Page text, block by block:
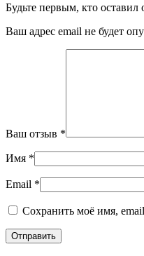
Будьте первым, кто
Ваш адрес email не будет
Ваш отзыв *
Имя *
Email *
Сохранить моё имя,